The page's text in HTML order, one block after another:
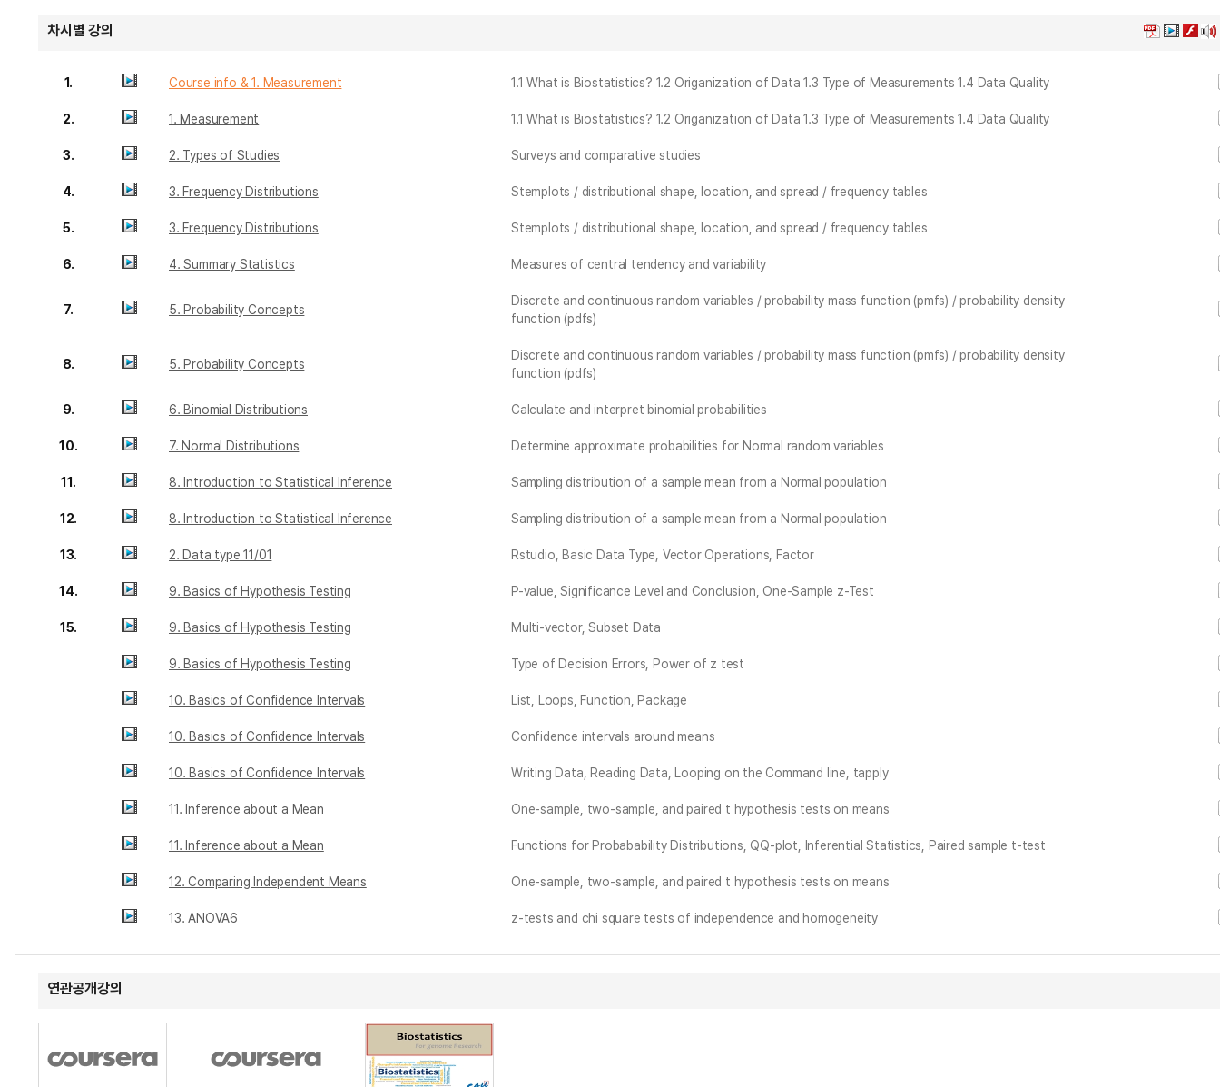
차시별 강의
1. Course info & 1. Measurement 1.1 What is Biostatistics? 1.2 Origanization of Data 1.3 Type of Measurements 1.4 Data Quality
2. 1. Measurement 1.1 What is Biostatistics? 1.2 Origanization of Data 1.3 Type of Measurements 1.4 Data Quality
3. 2. Types of Studies Surveys and comparative studies
4. 3. Frequency Distributions Stemplots / distributional shape, location, and spread / frequency tables
5. 3. Frequency Distributions Stemplots / distributional shape, location, and spread / frequency tables
6. 4. Summary Statistics Measures of central tendency and variability
7. 5. Probability Concepts
Discrete and continuous random variables / probability mass function (pmfs) / probability density
function (pdfs)
8. 5. Probability Concepts
Discrete and continuous random variables / probability mass function (pmfs) / probability density
function (pdfs)
9. 6. Binomial Distributions Calculate and interpret binomial probabilities
10. 7. Normal Distributions Determine approximate probabilities for Normal random variables
11. 8. Introduction to Statistical Inference Sampling distribution of a sample mean from a Normal population
12. 8. Introduction to Statistical Inference Sampling distribution of a sample mean from a Normal population
13. 2. Data type 11/01 Rstudio, Basic Data Type, Vector Operations, Factor
14. 9. Basics of Hypothesis Testing P-value, Significance Level and Conclusion, One-Sample z-Test
15. 9. Basics of Hypothesis Testing Multi-vector, Subset Data
9. Basics of Hypothesis Testing Type of Decision Errors, Power of z test
10. Basics of Confidence Intervals List, Loops, Function, Package
10. Basics of Confidence Intervals Confidence intervals around means
10. Basics of Confidence Intervals Writing Data, Reading Data, Looping on the Command line, tapply
11. Inference about a Mean One-sample, two-sample, and paired t hypothesis tests on means
11. Inference about a Mean Functions for Probabability Distributions, QQ-plot, Inferential Statistics, Paired sample t-test
12. Comparing Independent Means One-sample, two-sample, and paired t hypothesis tests on means
13. ANOVA6 z-tests and chi square tests of independence and homogeneity
연관공개강의